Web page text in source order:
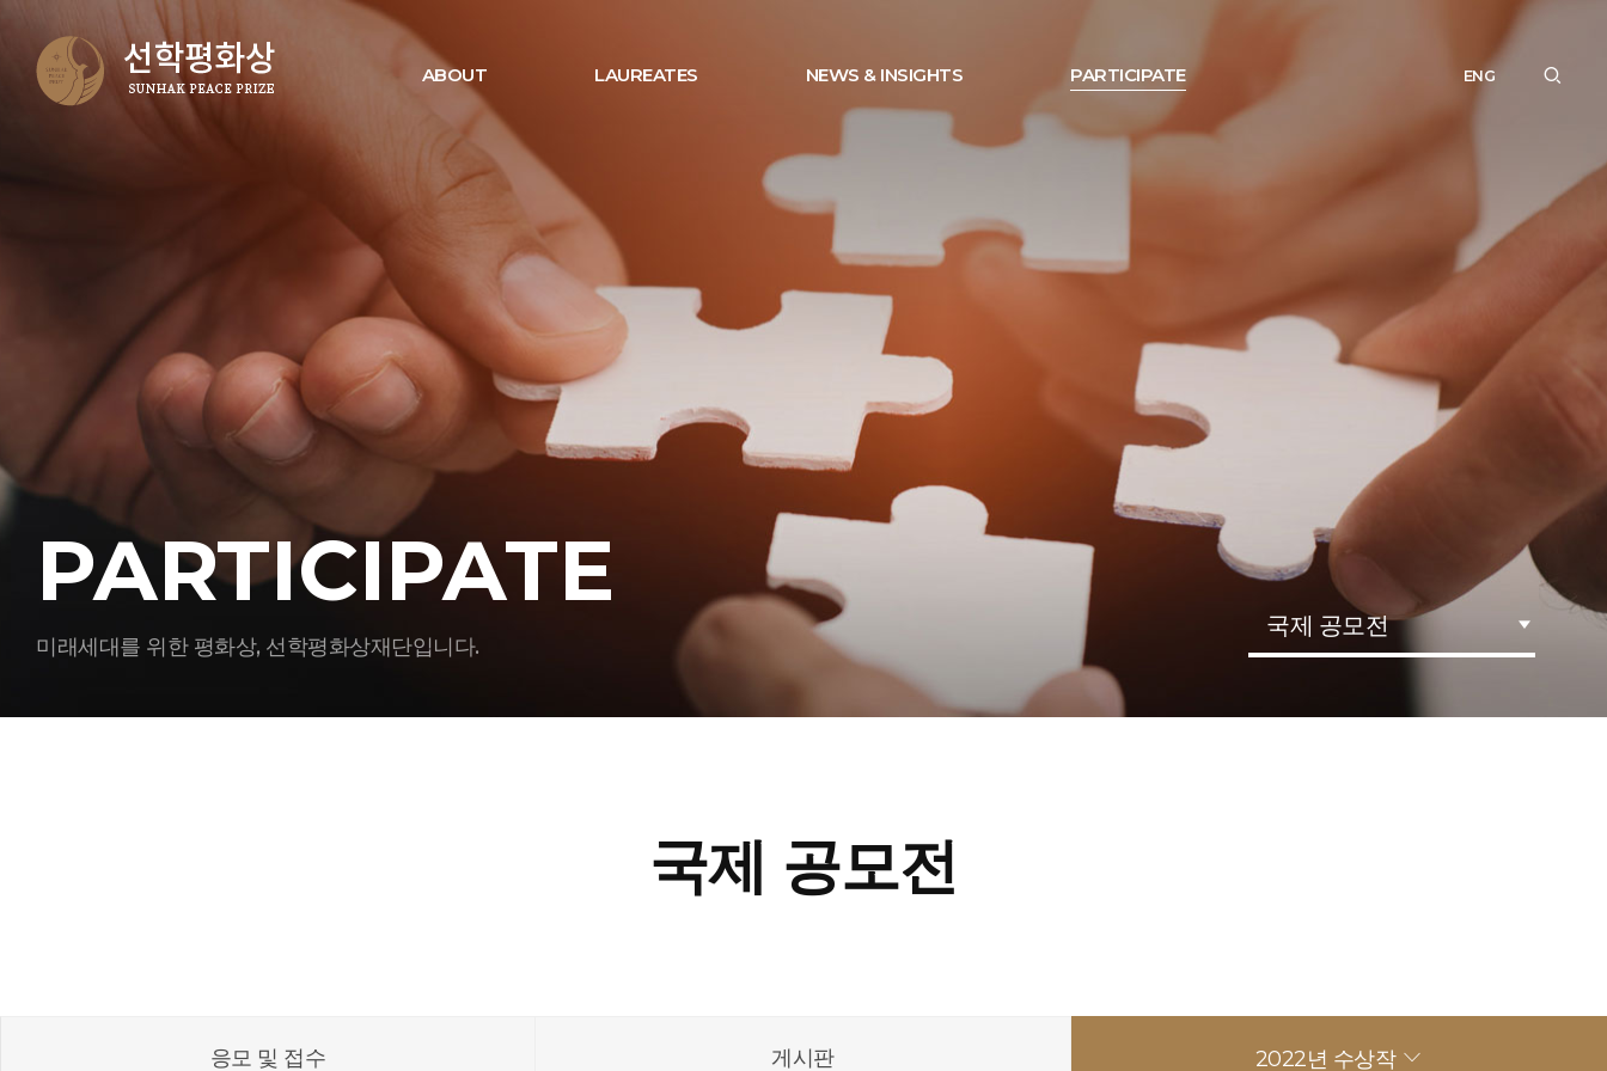
ABOUT LAUREATES NEWS & INSIGHTS PARTICIPATE ENG
PARTICIPATE
미래세대를 위한 평화상, 선학평화상재단입니다.
국제 공모전
국제 공모전
응모 및 접수 게시판 2022년 수상작